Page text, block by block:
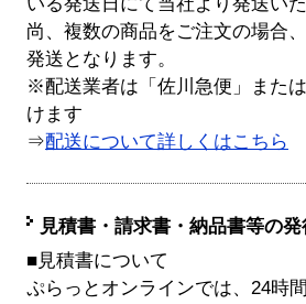
いる発送日にて当社より発送い
尚、複数の商品をご注文の場合
発送となります。
※配送業者は「佐川急便」また
けます
⇒配送について詳しくはこちら
見積書・請求書・納品書等の
■見積書について
ぷらっとオンラインでは、24時